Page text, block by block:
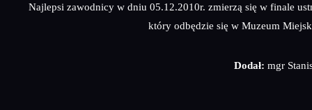
Najlepsi zawodnicy w dniu 05.12.2010r. zmierzą się w finale
który odbędzie się w Muzeum
Dodał: mgr